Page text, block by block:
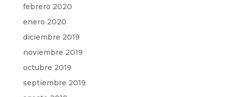
febrero 2020
enero 2020
diciembre 2019
noviembre 2019
octubre 2019
septiembre 2019